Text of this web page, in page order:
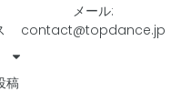
稿
メール:
contact@topdance.jp